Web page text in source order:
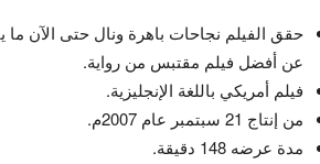
عن أفضل فيلم مقتبس من رواية.
فيلم أمريكي باللغة الإنجليزية.
من إنتاج 21 سبتمبر عام 2007م.
مدة عرضه 148 دقيقة.